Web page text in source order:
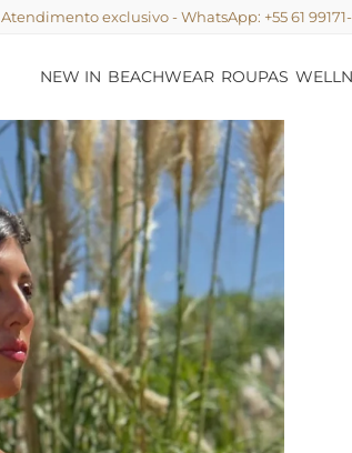
Atendimento exclusivo - WhatsApp: +55 61
NEW IN BEACHWEAR ROUPAS